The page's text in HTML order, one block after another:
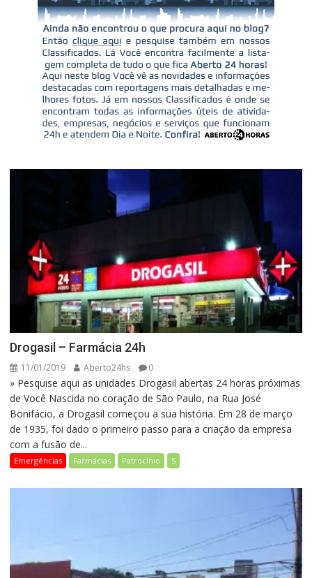
Drogasil – Farmácia 24h
11/01/2019 Aberto24hs 0
» Pesquise aqui as unidades Drogasil abertas 24 horas próximas
de Você Nascida no coração de São Paulo, na Rua José
Bonifácio, a Drogasil começou a sua história. Em 28 de março
de 1935, foi dado o primeiro passo para a criação da empresa
com a fusão de...
Emergências Farmácias Patrocínio S